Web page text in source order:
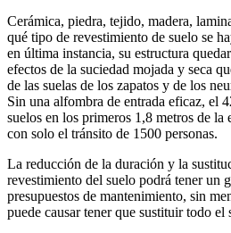
Cerámica, piedra, tejido, madera,
qué tipo de revestimiento de suelo se
en última instancia, su estructura
efectos de la suciedad mojada y seca
de las suelas de los zapatos y de los
Sin una alfombra de entrada eficaz, el
suelos en los primeros 1,8 metros de la
con solo el tránsito de 1500 personas.
La reducción de la duración y la
revestimiento del suelo podrá tener un
presupuestos de mantenimiento, sin
puede causar tener que sustituir todo el